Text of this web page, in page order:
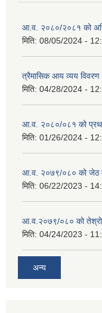
आ.व. २०८०/२०८१ को
मिति: 08/05/2024 -
त्रैमासिक आय व्यय विवरण
मिति: 04/28/2024 -
आ.व. २०८०/०८१ को
मिति: 01/26/2024 -
आ.व. २०७९/०८० को जेठ
मिति: 06/22/2023 -
आ.व.२०७९/०८० को तेश्रो
मिति: 04/24/2023 -
अन्य